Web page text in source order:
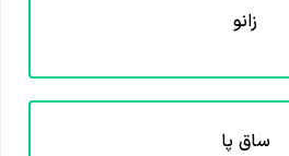
زانو
ساق پا